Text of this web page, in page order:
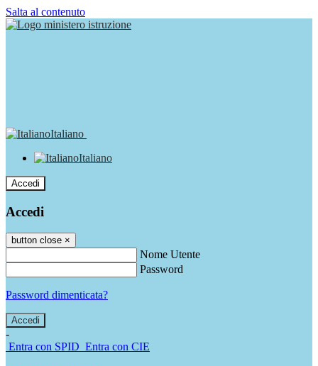
Salta al contenuto
Italiano
Italiano
Accedi
Accedi
button close ×
Nome Utente
Password
Password dimenticata?
-
Entra con SPID Entra con CIE